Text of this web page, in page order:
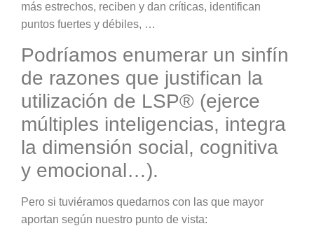
más estrechos, reciben y dan críticas, identifican
puntos fuertes y débiles, …
Podríamos enumerar un sinfín
de razones que justifican la
utilización de LSP® (ejerce
múltiples inteligencias, integra
la dimensión social, cognitiva
y emocional…).
Pero si tuviéramos quedarnos con las que mayor
aportan según nuestro punto de vista: